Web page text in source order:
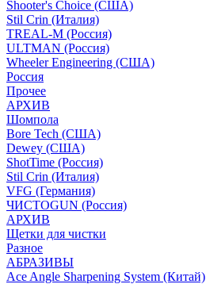
Shooter's Choice (СШA)
Stil Crin (Италия)
TREAL-M (Россия)
ULTMAN (Россия)
Wheeler Engineering (СШA)
Россия
Прочее
АРХИВ
Шомпола
Bore Tech (США)
Dewey (США)
ShotTime (Россия)
Stil Crin (Италия)
VFG (Германия)
ЧИСТОGUN (Россия)
АРХИВ
Щетки для чистки
Разное
АБРАЗИВЫ
Ace Angle Sharpening System (Китай)